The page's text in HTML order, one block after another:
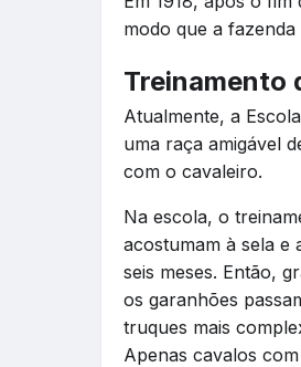
modo que a
Treinamento
Atualmente, a
uma raça amigável
com o cavaleiro.
Na escola, o
acostumam à sela e
seis meses. Então,
os garanhões
truques mais
Apenas cavalos